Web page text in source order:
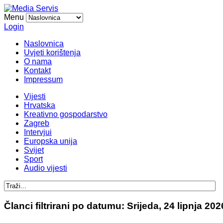
Menu
Login
Naslovnica
Uvjeti korištenja
O nama
Kontakt
Impressum
Vijesti
Hrvatska
Kreativno gospodarstvo
Zagreb
Intervjui
Europska unija
Svijet
Sport
Audio vijesti
Članci filtrirani po datumu: Srijeda, 24 lipnja